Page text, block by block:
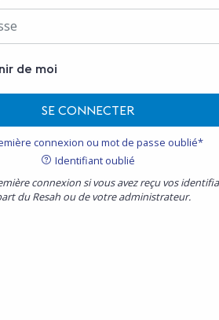
de moi
SE CONNECTER
connexion ou mot de passe oublié*
Identifiant oublié
connexion si vous avez reçu vos
du Resah ou de votre administrateur.